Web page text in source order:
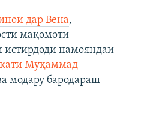
дар Вена,
мақомоти
истирдоди намояндаи
Муҳаммад
модару бародараш